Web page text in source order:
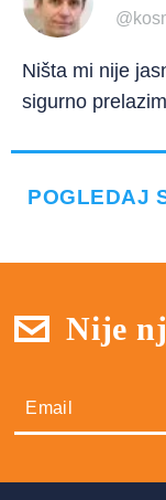
Ništa mi nije
sigurno
POGLEDAJ
Nije